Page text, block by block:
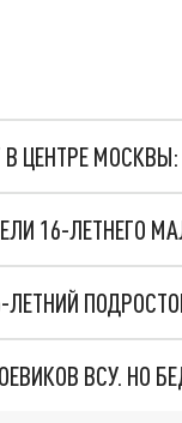
ЦЕНТРЕ
ВСУ. НО